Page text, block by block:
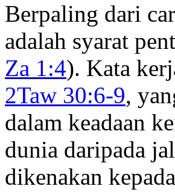
Berpaling dari
adalah syarat
Za 1:4). Kata
2Taw 30:6-9,
dalam keadaan
dunia daripada
dikenakan